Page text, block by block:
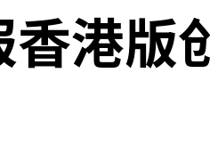
港版